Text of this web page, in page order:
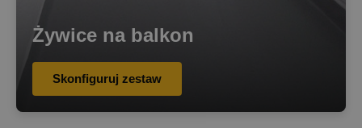
Żywice na balkon
Skonfiguruj zestaw